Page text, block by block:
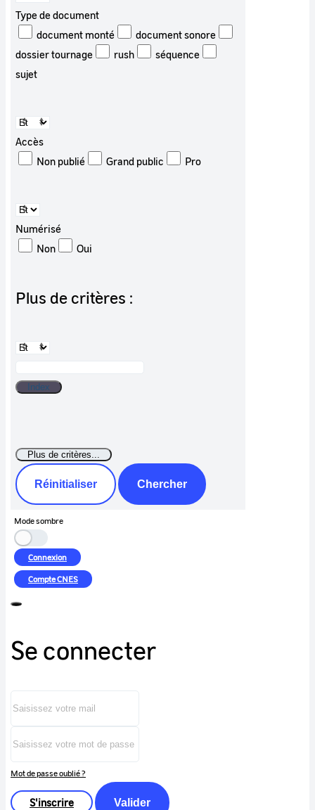
Type de document
document monté
document sonore
dossier tournage
rush
séquence
sujet
Accès
Non publié
Grand public Pro
Numérisé
Non
Oui
Plus de critères :
Réinitialiser Chercher
Mode sombre
Connexion
CompteCNES
Se connecter
Mot de passe oublié ?
S'inscrire Valider